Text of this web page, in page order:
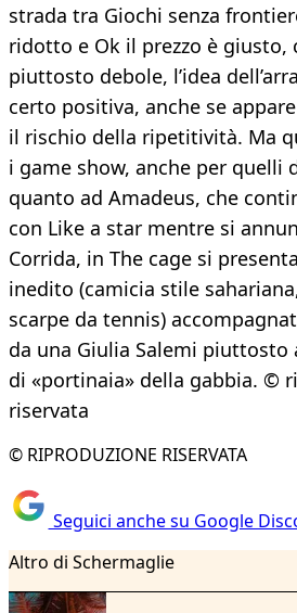
strada tra Giochi senza
ridotto e Ok il prezzo è giusto,
piuttosto debole, l’idea
certo positiva, anche se
il rischio della ripetitività. Ma
i game show, anche per quelli
quanto ad Amadeus, che
con Like a star mentre si
Corrida, in The cage si
inedito (camicia stile
scarpe da tennis)
da una Giulia Salemi piuttosto
di «portinaia» della gabbia. ©
riservata
© RIPRODUZIONE RISERVATA
Seguici anche su Google
Altro di Schermaglie